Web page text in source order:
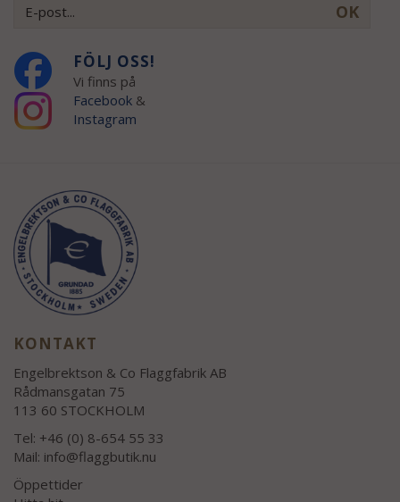
OK
FÖLJ OSS!
Vi finns på
Facebook&
Instagram
KONTAKT
Engelbrektson & Co Flaggfabrik AB
Rådmansgatan 75
113 60 STOCKHOLM
Tel: +46 (0) 8-654 55 33
Mail: info@flaggbutik.nu
Öppettider